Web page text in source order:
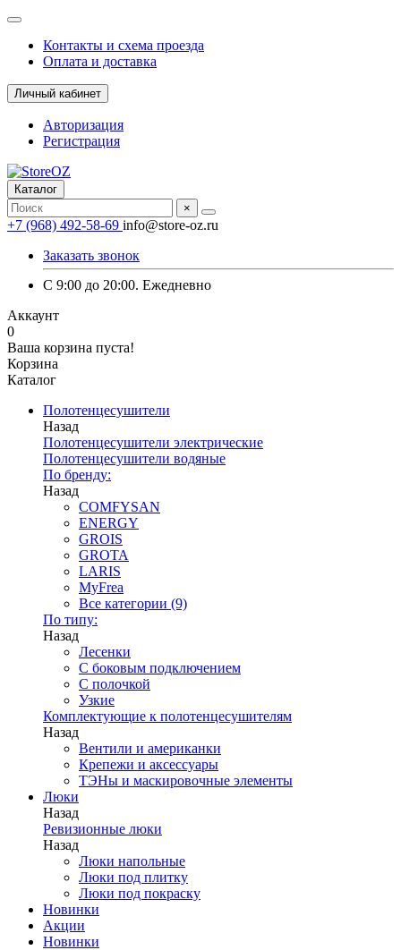
Контакты и схема проезда
Оплата и доставка
Личный кабинет
Авторизация
Регистрация
Каталог
×
+7 (968) 492-58-69 info@store-oz.ru
Заказать звонок
C 9:00 до 20:00. Ежедневно
Аккаунт
0
Ваша корзина пуста!
Корзина
Каталог
Полотенцесушители
Назад
Полотенцесушители электрические
Полотенцесушители водяные
По бренду:
Назад
COMFYSAN
ENERGY
GROIS
GROTA
LARIS
MyFrea
Все категории (9)
По типу:
Назад
Лесенки
С боковым подключением
С полочкой
Узкие
Комплектующие к полотенцесушителям
Назад
Вентили и американки
Крепежи и аксессуары
ТЭНы и маскировочные элементы
Люки
Назад
Ревизионные люки
Назад
Люки напольные
Люки под плитку
Люки под покраску
Новинки
Акции
Новинки